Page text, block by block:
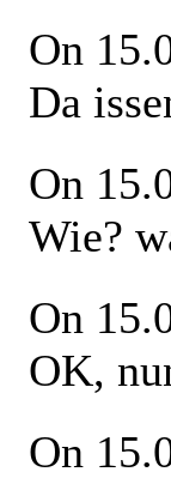
On
Da
On
Wie?
On
OK,
On